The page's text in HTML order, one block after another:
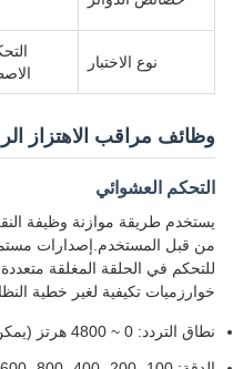
نوع الاختبار
وظائف مراقب الاهتزاز
التحكم العشوائي
يستخدم طريقة موازنة وظيفة
من قبل المستخدم.إصدارات
للتحكم في الحلقة المغلقة
خوارزميات تكيفية لغير خطية
نطاق التردد: 0 ~ 4800 هرتز (يمكن توسيعه إلى 18750 هرتز)